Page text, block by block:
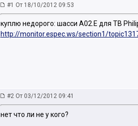
#1 От 18/10/2012 09:53
куплю недорого: шасси A02.E для ТВ
http://monitor.espec.ws/section1/
#2 От 03/12/2012 09:41
нет что ли не у кого?